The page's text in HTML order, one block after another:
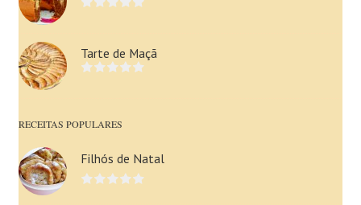
Tarte de Maçã
RECEITAS POPULARES
Filhós de Natal